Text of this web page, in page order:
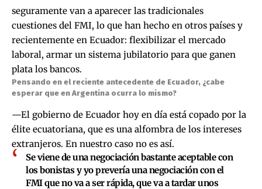
seguramente van a aparecer las tradicionales
cuestiones del FMI, lo que han hecho en otros países y
recientemente en Ecuador: flexibilizar el mercado
laboral, armar un sistema jubilatorio para que ganen
plata los bancos.
Pensando en el reciente antecedente de Ecuador, ¿cabe
esperar que en Argentina ocurra lo mismo?
—El gobierno de Ecuador hoy en día está copado por la
élite ecuatoriana, que es una alfombra de los intereses
extranjeros. En nuestro caso no es así.
Se viene de una negociación bastante aceptable con
los bonistas y yo prevería una negociación con el
FMI que no va a ser rápida, que va a tardar unos